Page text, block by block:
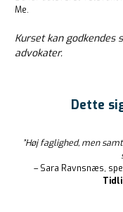
Me.
Kurset kan godkendes
advokater.
Dette
”Høj faglighed, men
– Sara Ravnsnæs,